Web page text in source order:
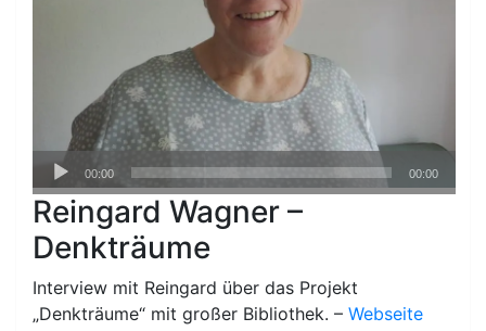
Audio-
Player
00:00 00:00
Reingard Wagner –
Denkträume
Interview mit Reingard über das Projekt
„Denkträume“ mit großer Bibliothek. – Webseite